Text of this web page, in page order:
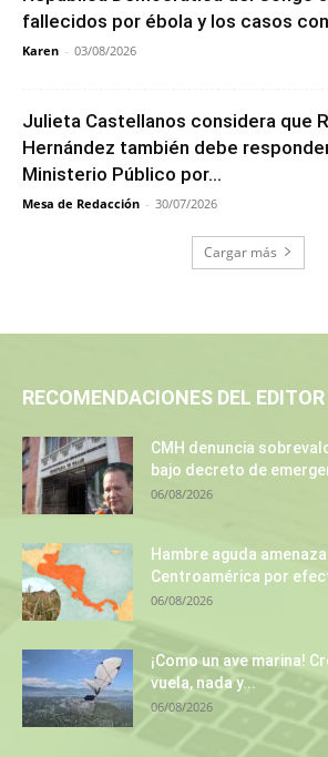
fallecidos por ébola y los casos
Karen - 03/08/2026
Julieta Castellanos considera que
Hernández también debe
Ministerio Público por...
Mesa de Redacción - 30/07/2026
Cargar más
RECOMENDACIONES DEL EDITOR
CMH denuncia
bajo decreto de
06/08/2026
Hambre aguda
Centroamérica por
06/08/2026
¡Como un ave marina!
vuela, nada y...
06/08/2026